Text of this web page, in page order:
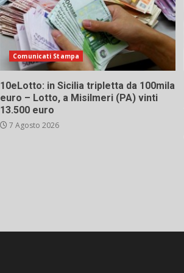
Comunicati Stampa
10eLotto: in Sicilia tripletta da 100mila
euro – Lotto, a Misilmeri (PA) vinti
13.500 euro
7 Agosto 2026